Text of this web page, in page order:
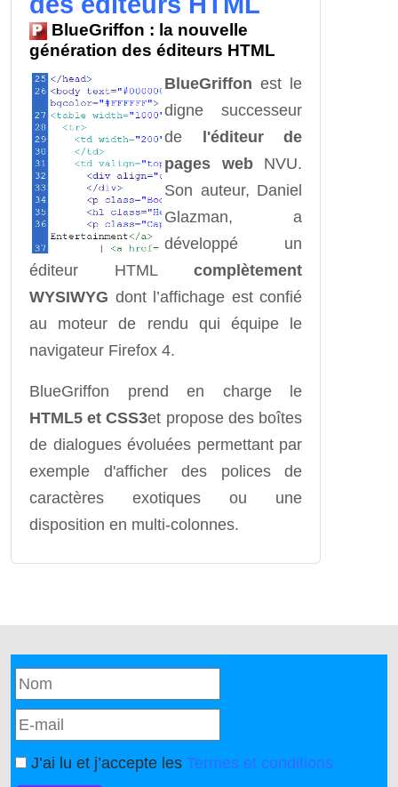
BlueGriffon : la nouvelle
génération des éditeurs HTML
BlueGriffon est le
digne successeur
de
l'éditeur de
pages webNVU.
Son auteur, Daniel
Glazman, a
développé un
éditeur HTML complètement
WYSIWYG dont l’affichage est confié
au moteur de rendu qui équipe le
navigateur Firefox 4.
BlueGriffon prend en charge le
HTML5 et CSS3et propose des boîtes
de dialogues évoluées permettant par
exemple d'afficher des polices de
caractères exotiques ou une
disposition en multi-colonnes.
J’ai lu et j’accepte les Termes et conditions